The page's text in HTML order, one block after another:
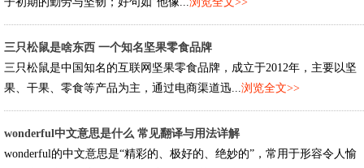
三只松鼠是啥东西 一个知名坚果零食品牌
三只松鼠是中国知名的互联网坚果零食品牌，成立于2012年，主要以坚
果、干果、零食等产品为主，通过电商渠道迅...浏览全文>>
wonderful中文意思是什么 常见翻译与用法详解
wonderful的中文意思是“精彩的、极好的、绝妙的”，常用于形容令人愉